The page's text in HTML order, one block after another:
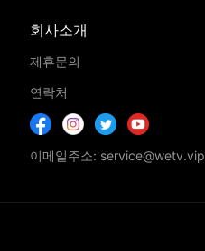
회사소개
제휴문의
연락처
이메일주소: service@wetv.vip